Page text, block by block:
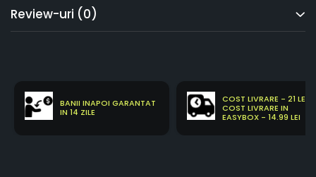
Review-uri (0)
BANII INAPOI GARANTAT
IN 14 ZILE
COST LIVRARE - 21 LEI
COST LIVRARE IN
EASYBOX - 14.99 LEI